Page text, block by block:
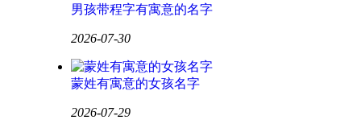
男孩带程字有寓意的名字
2026-07-30
蒙姓有寓意的女孩名字
2026-07-29